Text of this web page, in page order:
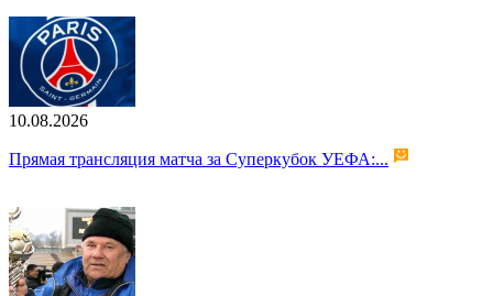
10.08.2026
Прямая трансляция матча за Суперкубок УЕФА:...